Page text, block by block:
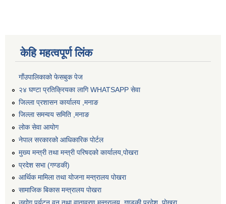
केहि महत्वपूर्ण लिंक
गाँउपालिकाको फेसबुक पेज
२४ घण्टा प्रतिक्रियका लागि WHATSAPP सेवा
जिल्ला प्रशासन कार्यालय ,मनाङ
जिल्ला समन्वय समिति ,मनाङ
लोक सेवा आयोग
नेपाल सरकारको आधिकारिक पोर्टल
मुख्य मन्त्री तथा मन्त्री परिषदको कार्यालय,पोखरा
प्रदेश सभा (गण्डकी)
आर्थिक मामिला तथा योजना मन्त्रालय पोखरा
सामाजिक बिकास मन्त्रालय पोखरा